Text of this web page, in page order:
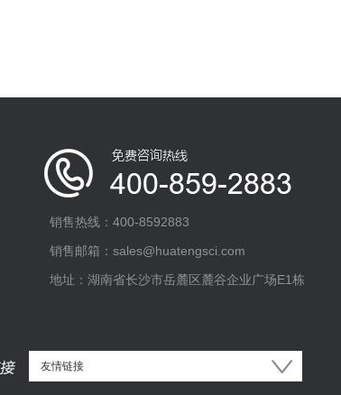
销售热线：400-8592883
销售邮箱：sales@huatengsci.com
地址：湖南省长沙市岳麓区麓谷企业广场E1栋